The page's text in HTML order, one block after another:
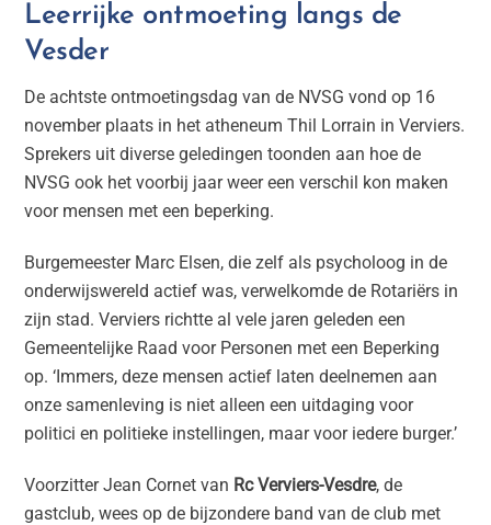
Leerrijke ontmoeting langs de
Vesder
De achtste ontmoetingsdag van de NVSG vond op 16
november plaats in het atheneum Thil Lorrain in Verviers.
Sprekers uit diverse geledingen toonden aan hoe de
NVSG ook het voorbij jaar weer een verschil kon maken
voor mensen met een beperking.
Burgemeester Marc Elsen, die zelf als psycholoog in de
onderwijswereld actief was, verwelkomde de Rotariërs in
zijn stad. Verviers richtte al vele jaren geleden een
Gemeentelijke Raad voor Personen met een Beperking
op. ‘Immers, deze mensen actief laten deelnemen aan
onze samenleving is niet alleen een uitdaging voor
politici en politieke instellingen, maar voor iedere burger.’
Voorzitter Jean Cornet van Rc Verviers-Vesdre, de
gastclub, wees op de bijzondere band van de club met